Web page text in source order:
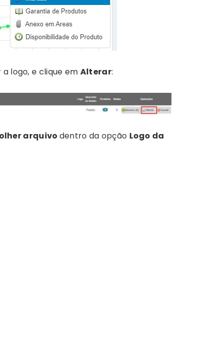
logo, e clique em Alterar:
arquivo dentro da opção Logo da